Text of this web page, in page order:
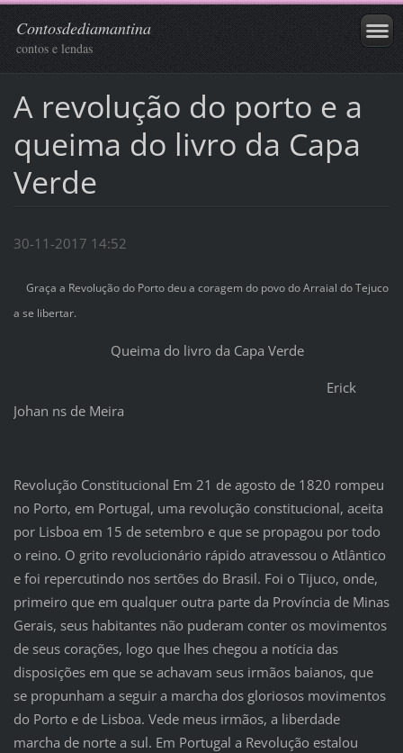
Contosdediamantina
contos e lendas
A revolução do porto e a
queima do livro da Capa
Verde
30-11-2017 14:52
Graça a Revolução do Porto deu a coragem do povo do Arraial do Tejuco
a se libertar.
Queima do livro da Capa Verde
Erick
Johan ns de Meira
Revolução Constitucional Em 21 de agosto de 1820 rompeu
no Porto, em Portugal, uma revolução constitucional, aceita
por Lisboa em 15 de setembro e que se propagou por todo
o reino. O grito revolucionário rápido atravessou o Atlântico
e foi repercutindo nos sertões do Brasil. Foi o Tijuco, onde,
primeiro que em qualquer outra parte da Província de Minas
Gerais, seus habitantes não puderam conter os movimentos
de seus corações, logo que lhes chegou a notícia das
disposições em que se achavam seus irmãos baianos, que
se propunham a seguir a marcha dos gloriosos movimentos
do Porto e de Lisboa. Vede meus irmãos, a liberdade
marcha de norte a sul. Em Portugal a Revolução estalou